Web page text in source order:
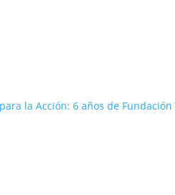
la Acción: 6 años de Fundación